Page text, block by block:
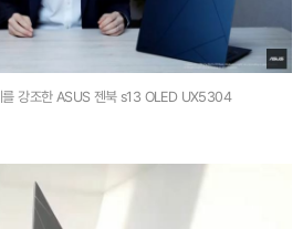
강조한 ASUS 젠북 s13 OLED UX5304